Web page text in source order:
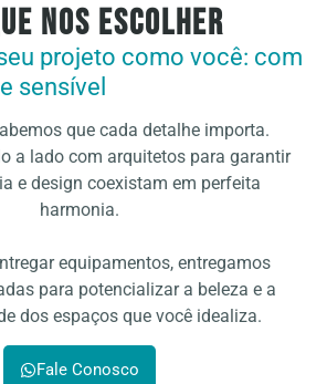
nos escolher
projeto como você: com
sensível
que cada detalhe importa.
a lado com arquitetos para garantir
e design coexistam em perfeita
harmonia.
equipamentos, entregamos
para potencializar a beleza e a
dos espaços que você idealiza.
Fale Conosco